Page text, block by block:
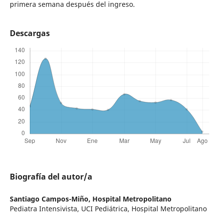
primera semana después del ingreso.
Descargas
Biografía del autor/a
Santiago Campos-Miño, Hospital Metropolitano
Pediatra Intensivista, UCI Pediátrica, Hospital Metropolitano